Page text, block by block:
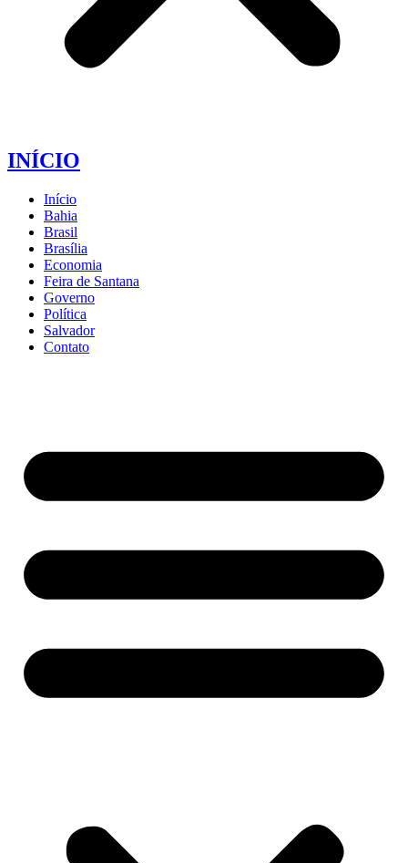
INÍCIO
Início
Bahia
Brasil
Brasília
Economia
Feira de Santana
Governo
Política
Salvador
Contato